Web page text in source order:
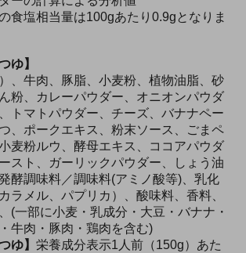
食塩相当量は100gあたり0.9gとなりま
ゆ】
、牛肉、豚脂、小麦粉、植物油脂、砂
粉、カレーパウダー、オニオンパウダ
トマトパウダー、チーズ、バナナペー
、ポークエキス、粉末ソース、ごまペ
麦粉ルウ、酵母エキス、ココアパウダ
スト、ガーリックパウダー、しょう油
酵調味料／調味料(アミノ酸等)、乳化
ラメル、パプリカ）、酸味料、香料、
(一部に小麦・乳成分・大豆・バナナ・
牛肉・豚肉・鶏肉を含む)
ゆ】 栄養成分表示1人前（150g）あた